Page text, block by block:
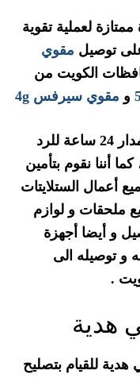
لعملية تقوية
توصيل مقوي
الكويت من
و مقوي سيرفس 4g
بالإضافة الى خدمتنا المتوفرة على مدار 24 ساعة للرد
أننا نقوم بتأمين
أعمال الستلايتات
ملحقات و لوازم
و أيضا أجهزة
و توصيله الى
.
هدية
للقيام بتصليح